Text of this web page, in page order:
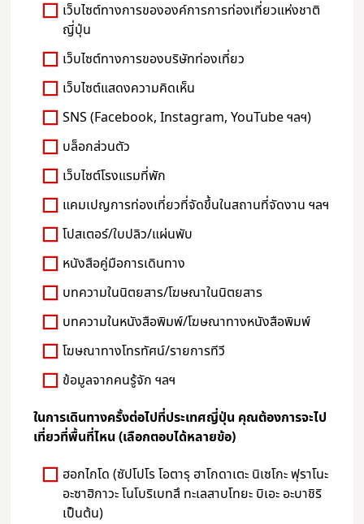
เว็บไซต์ทางการขององค์การการท่องเที่ยวแห่งชาติ
ญี่ปุ่น
เว็บไซต์ทางการของบริษัทท่องเที่ยว
เว็บไซต์แสดงความคิดเห็น
SNS (Facebook, Instagram, YouTube ฯลฯ)
บล็อกส่วนตัว
เว็บไซต์โรงแรมที่พัก
แคมเปญการท่องเที่ยวที่จัดขึ้นในสถานที่จัดงาน ฯลฯ
โปสเตอร์/ใบปลิว/แผ่นพับ
หนังสือคู่มือการเดินทาง
บทความในนิตยสาร/โฆษณาในนิตยสาร
บทความในหนังสือพิมพ์/โฆษณาทางหนังสือพิมพ์
โฆษณาทางโทรทัศน์/รายการทีวี
ข้อมูลจากคนรู้จัก ฯลฯ
ในการเดินทางครั้งต่อไปที่ประเทศญี่ปุ่น คุณต้องการจะไป
เที่ยวที่พื้นที่ไหน (เลือกตอบได้หลายข้อ)
ฮอกไกโด (ซัปโปโร โอตารุ ฮาโกดาเตะ นิเซโกะ ฟุราโนะ
อะซาฮิกาวะ โนโบริเบทสึ ทะเลสาบโทยะ บิเอะ อะบาชิริ
เป็นต้น)